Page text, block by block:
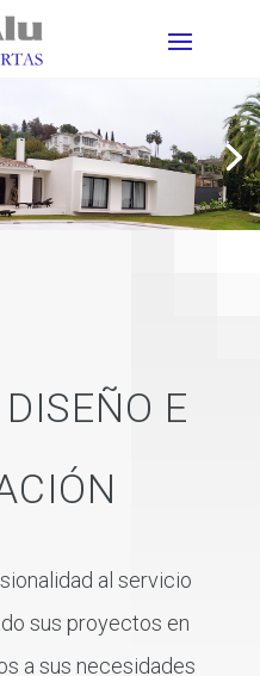
E
al servicio
sus proyectos en
a sus necesidades